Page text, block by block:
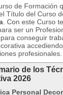
de Formación
Título del Curso
. Con este Curso
ser un
conseguir
profesionales.
de los
2026